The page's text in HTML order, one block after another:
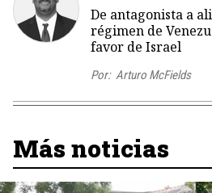
De antagonista a
régimen de
favor de Israel
Por: Arturo McFields
Más noticias